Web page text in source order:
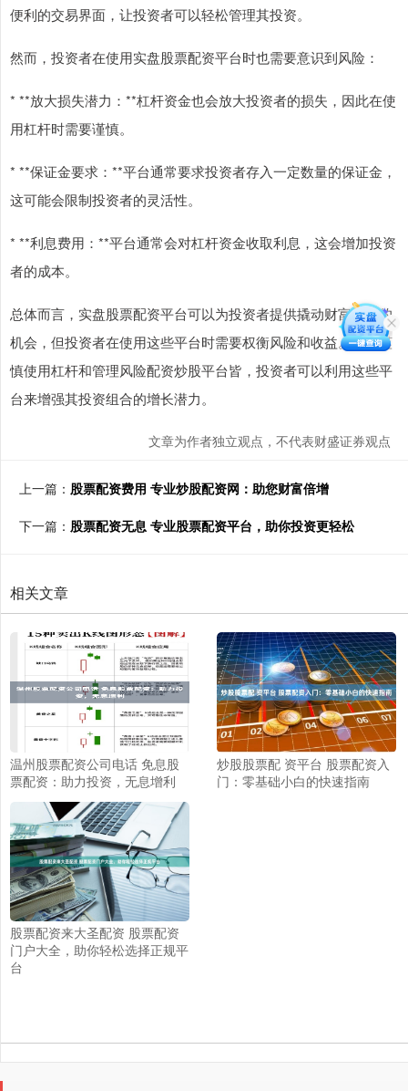
便利的交易界面，让投资者可以轻松管理其投资。
然而，投资者在使用实盘股票配资平台时也需要意识到风险：
* **放大损失潜力：**杠杆资金也会放大投资者的损失，因此在使
用杠杆时需要谨慎。
* **保证金要求：**平台通常要求投资者存入一定数量的保证金，
这可能会限制投资者的灵活性。
* **利息费用：**平台通常会对杠杆资金收取利息，这会增加投资
者的成本。
总体而言，实盘股票配资平台可以为投资者提供撬动财富杠杆的
机会，但投资者在使用这些平台时需要权衡风险和收益。通过谨
慎使用杠杆和管理风险配资炒股平台皆，投资者可以利用这些平
台来增强其投资组合的增长潜力。
文章为作者独立观点，不代表财盛证券观点
上一篇： 股票配资费用 专业炒股配资网：助您财富倍增
下一篇： 股票配资无息 专业股票配资平台，助你投资更轻松
相关文章
温州股票配资公司电话 免息股
票配资：助力投资，无息增利
炒股股票配 资平台 股票配资入
门：零基础小白的快速指南
股票配资来大圣配资 股票配资
门户大全，助你轻松选择正规平
台